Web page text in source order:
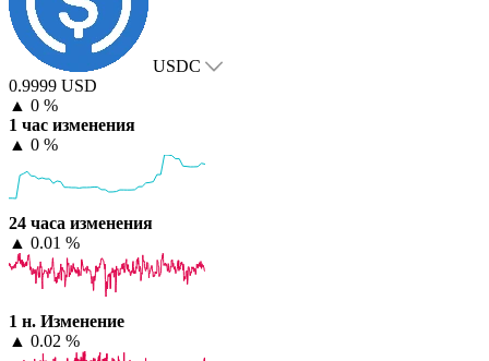
USDC
0.9999 USD
▲ 0 %
1 час изменения
▲ 0 %
24 часа изменения
▲ 0.01 %
1 н. Изменение
▲ 0.02 %